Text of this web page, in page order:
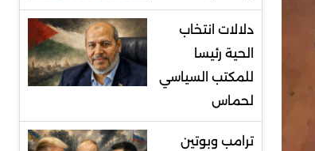
دلالات انتخاب
الحية رئيسا
للمكتب السياسي
لحماس
ترامب وبوتين